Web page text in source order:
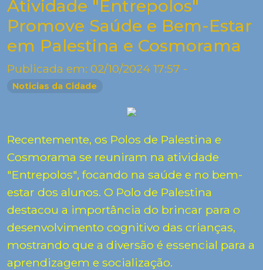
Atividade "Entrepolos"
Promove Saúde e Bem-Estar
em Palestina e Cosmorama
Publicada em: 02/10/2024 17:57 -
Noticias da Cidade
Recentemente, os Polos de Palestina e
Cosmorama se reuniram na atividade
"Entrepolos", focando na saúde e no bem-
estar dos alunos. O Polo de Palestina
destacou a importância do brincar para o
desenvolvimento cognitivo das crianças,
mostrando que a diversão é essencial para a
aprendizagem e socialização.